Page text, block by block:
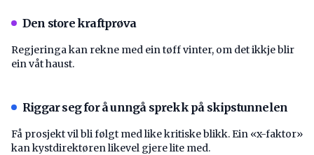
Den store kraftprøva
Regjeringa kan rekne med ein tøff vinter, om det ikkje blir
ein våt haust.
Riggar seg for å unngå sprekk på skipstunnelen
Få prosjekt vil bli følgt med like kritiske blikk. Ein «x-faktor»
kan kystdirektøren likevel gjere lite med.